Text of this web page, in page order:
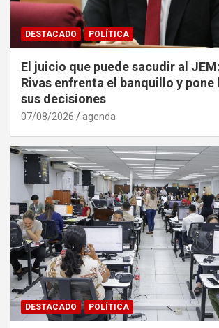
DESTACADO POLÍTICA
El juicio que puede sacudir al
Rivas enfrenta el banquillo y pone
sus decisiones
07/08/2026 agenda
DESTACADO POLÍTICA